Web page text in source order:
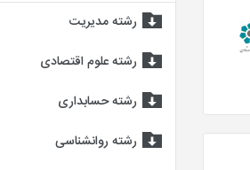
رشته مدیریت
رشته علوم اقتصادی
رشته حسابداری
رشته روانشناسی